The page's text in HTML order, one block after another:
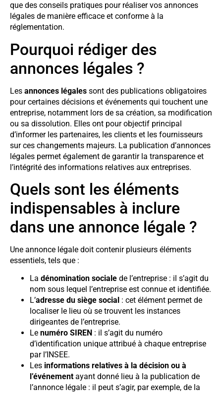
que des conseils pratiques pour réaliser vos annonces
légales de manière efficace et conforme à la
réglementation.
Pourquoi rédiger des
annonces légales ?
Les annonces légales sont des publications obligatoires
pour certaines décisions et événements qui touchent une
entreprise, notamment lors de sa création, sa modification
ou sa dissolution. Elles ont pour objectif principal
d’informer les partenaires, les clients et les fournisseurs
sur ces changements majeurs. La publication d’annonces
légales permet également de garantir la transparence et
l’intégrité des informations relatives aux entreprises.
Quels sont les éléments
indispensables à inclure
dans une annonce légale ?
Une annonce légale doit contenir plusieurs éléments
essentiels, tels que :
La dénomination sociale de l’entreprise : il s’agit du
nom sous lequel l’entreprise est connue et identifiée.
L’adresse du siège social : cet élément permet de
localiser le lieu où se trouvent les instances
dirigeantes de l’entreprise.
Le numéro SIREN : il s’agit du numéro
d’identification unique attribué à chaque entreprise
par l’INSEE.
Les informations relatives à la décision ou à
l’événement ayant donné lieu à la publication de
l’annonce légale : il peut s’agir, par exemple, de la